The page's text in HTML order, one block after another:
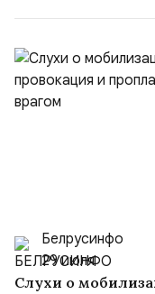
Белрусинфо
29 июля
Слухи о